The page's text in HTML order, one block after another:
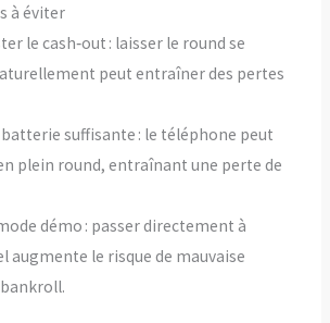
à éviter
le cash‑out : laisser le round se
peut entraîner des pertes
suffisante : le téléphone peut
plein round, entraînant une perte de
démo : passer directement à
augmente le risque de mauvaise